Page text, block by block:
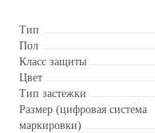
Тип
Пол
Класс защиты
Цвет
Тип застежки
Размер (цифровая система
маркировки)